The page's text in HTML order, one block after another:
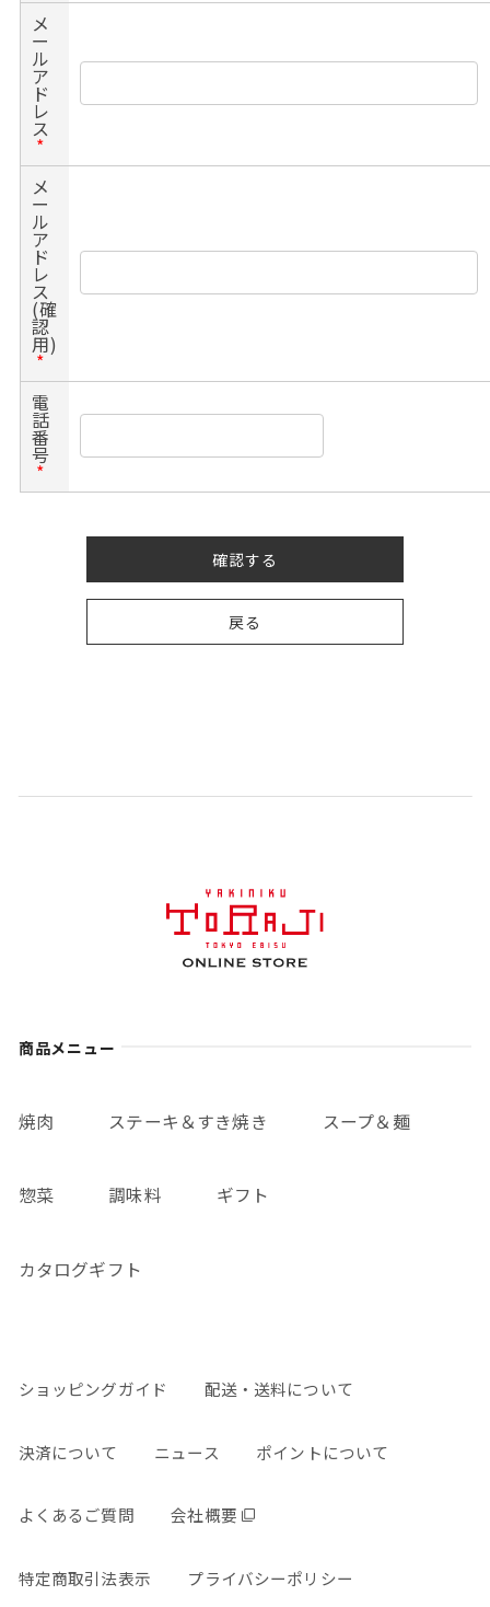
メ
ー
ル
ア
ド
レ
ス
*
メ
ー
ル
ア
ド
レ
ス
(確
認
用)
*
電
話
番
号
*
確認する
戻る
商品メニュー
焼肉 ステーキ＆すき焼き スープ＆麺
惣菜 調味料 ギフト
カタログギフト
ショッピングガイド 配送・送料について
決済について ニュース ポイントについて
よくあるご質問 会社概要
特定商取引法表示 プライバシーポリシー